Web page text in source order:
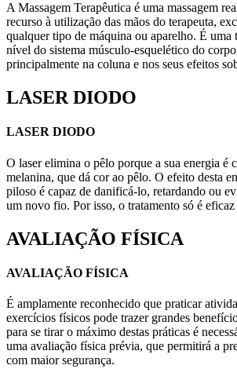
A Massagem Terapêutica é uma massagem
recurso à utilização das mãos do terapeuta,
qualquer tipo de máquina ou aparelho. É uma
nível do sistema músculo-esquelético do
principalmente na coluna e nos seus efeitos
LASER DIODO
LASER DIODO
O laser elimina o pêlo porque a sua energia é
melanina, que dá cor ao pêlo. O efeito desta
piloso é capaz de danificá-lo, retardando ou
um novo fio. Por isso, o tratamento só é eficaz
AVALIAÇÃO FÍSICA
AVALIAÇÃO FÍSICA
É amplamente reconhecido que praticar
exercícios físicos pode trazer grandes
para se tirar o máximo destas práticas é
uma avaliação física prévia, que permitirá a
com maior segurança.